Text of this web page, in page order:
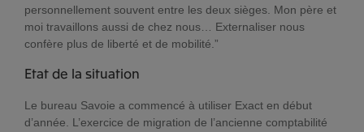
personnellement souvent entre les deux sièges. Mon père et
moi travaillons aussi de chez nous… Externaliser nous
confère plus de liberté et de mobilité.”
Etat de la situation
Le bureau Savoie a commencé à utiliser Exact en début
d’année. L’exercice de migration de l’ancienne comptabilité